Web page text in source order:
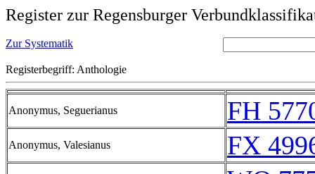
Register zur Regensburger
Zur Systematik
Registerbegriff: Anthologie
Anonymus, Seguerianus FH
Anonymus, Valesianus FX